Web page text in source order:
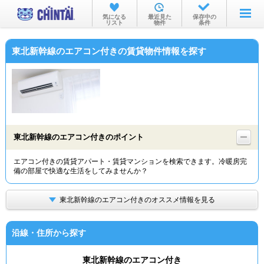
お部屋を探す
沿線・駅から
物件特集から
TOP
気になる
リスト
最近見た
物件
保存中の
条件
東北新幹線のエアコン付きの賃貸物件情報を探す
東北新幹線のエアコン付きのポイント
エアコン付きの賃貸アパート・賃貸マンションを検索できます。冷暖房完
備の部屋で快適な生活をしてみませんか？
東北新幹線のエアコン付きのオススメ情報を見る
沿線・住所から探す
東北新幹線のエアコン付き